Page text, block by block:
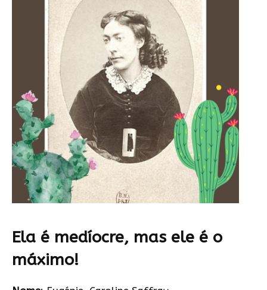
Ela é medíocre, mas ele é o
máximo!